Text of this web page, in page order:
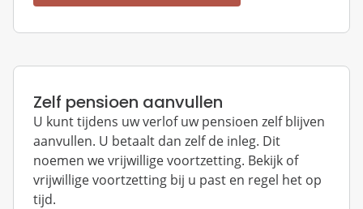
Zelf pensioen aanvullen
U kunt tijdens uw verlof uw pensioen zelf blijven
aanvullen. U betaalt dan zelf de inleg. Dit
noemen we vrijwillige voortzetting. Bekijk of
vrijwillige voortzetting bij u past en regel het op
tijd.